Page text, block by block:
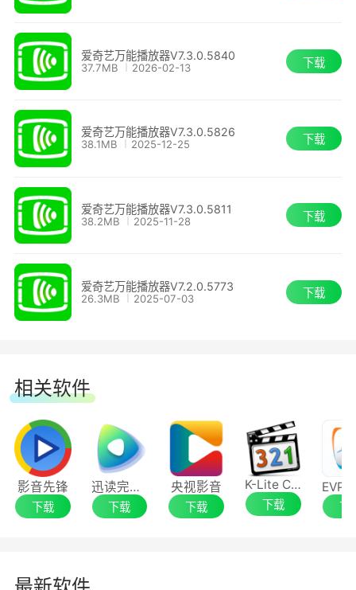
爱奇艺万能播放器V7.3.0.5840
37.7MB 2026-02-13 下载
爱奇艺万能播放器V7.3.0.5826
38.1MB 2025-12-25 下载
爱奇艺万能播放器V7.3.0.5811
38.2MB 2025-11-28 下载
爱奇艺万能播放器V7.2.0.5773
26.3MB 2025-07-03 下载
相关软件
影音先锋
下载
迅读完美播放器
下载
央视影音
下载
K-Lite Codec Pack Basic
下载 下